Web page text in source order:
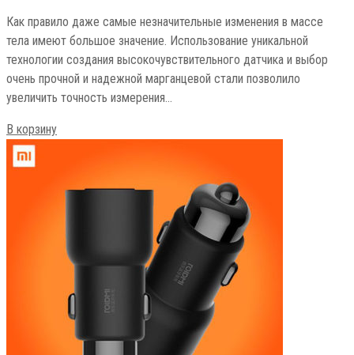
Как правило даже самые незначительные изменения в массе
тела имеют большое значение. Использование уникальной
технологии создания высокочувствительного датчика и выбор
очень прочной и надежной марганцевой стали позволило
увеличить точность измерения…
В корзину